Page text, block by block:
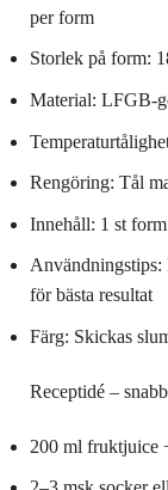
per form
Storlek på form:
Material: LFGB-
Rengöring: Tål
Innehåll: 1 st
Användningstips:
för bästa resultat
Färg: Skickas
Receptidé –
200 ml fruktjuice